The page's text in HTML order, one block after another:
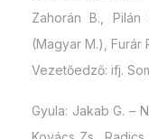
Zahorán B.,
(Magyar M.), Furár
Vezetőedző: ifj.
Gyula: Jakab G. –